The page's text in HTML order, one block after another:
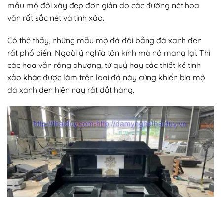
mẫu mộ đôi xây đẹp đơn giản do các đường nét hoa
văn rất sắc nét và tinh xảo.
Có thể thấy, những mẫu mộ đá đôi bằng đá xanh đen
rất phổ biến. Ngoài ý nghĩa tôn kính mà nó mang lại. Thì
các hoa văn rồng phượng, tứ quý hay các thiết kế tinh
xảo khác được làm trên loại đá này cũng khiến bia mộ
đá xanh đen hiện nay rất đắt hàng.